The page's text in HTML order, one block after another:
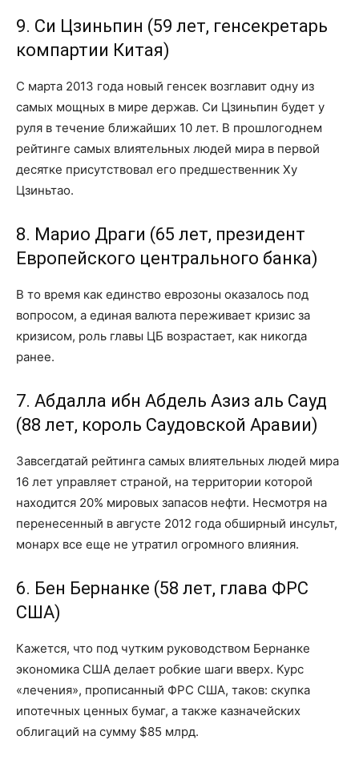
9. Си Цзиньпин (59 лет, генсекретарь
компартии Китая)
С марта 2013 года новый генсек возглавит одну из
самых мощных в мире держав. Си Цзиньпин будет у
руля в течение ближайших 10 лет. В прошлогоднем
рейтинге самых влиятельных людей мира в первой
десятке присутствовал его предшественник Ху
Цзиньтао.
8. Марио Драги (65 лет, президент
Европейского центрального банка)
В то время как единство еврозоны оказалось под
вопросом, а единая валюта переживает кризис за
кризисом, роль главы ЦБ возрастает, как никогда
ранее.
7. Абдалла ибн Абдель Азиз аль Сауд
(88 лет, король Саудовской Аравии)
Завсегдатай рейтинга самых влиятельных людей мира
16 лет управляет страной, на территории которой
находится 20% мировых запасов нефти. Несмотря на
перенесенный в августе 2012 года обширный инсульт,
монарх все еще не утратил огромного влияния.
6. Бен Бернанке (58 лет, глава ФРС
США)
Кажется, что под чутким руководством Бернанке
экономика США делает робкие шаги вверх. Курс
«лечения», прописанный ФРС США, таков: скупка
ипотечных ценных бумаг, а также казначейских
облигаций на сумму $85 млрд.